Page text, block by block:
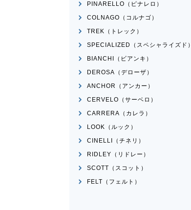
PINARELLO（ピナレロ）
COLNAGO（コルナゴ）
TREK（トレック）
SPECIALIZED（スペシャライズド）
BIANCHI（ビアンキ）
DEROSA（デローザ）
ANCHOR（アンカー）
CERVELO（サーベロ）
CARRERA（カレラ）
LOOK（ルック）
CINELLI（チネリ）
RIDLEY（リドレー）
SCOTT（スコット）
FELT（フェルト）